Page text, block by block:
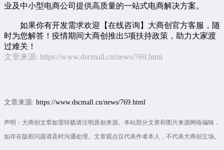
业及中小型电商公司提供高质量的一站式电商解决方案。
如果你有开发需求欢迎【在线咨询 】大商创官方客服，随
时为您解答！疫情期间大商创推出5项扶持政策，助力大家渡
过难关！
文章来源: https://www.dscmall.cn/news/769.html
文章来源: https://www.dscmall.cn/news/769.html
声明：大商创文章如需转载请注明原创来源。本站部分文章和图片来源网络编辑，
如存在版权问题请及时沟通处理。文章观点仅代表作者本人，不代表大商创立场。